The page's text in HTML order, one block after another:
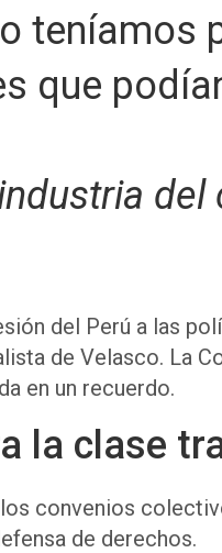
teníamos
que
del
del Perú a las
de Velasco. La
en un recuerdo.
la clase
convenios
de derechos.